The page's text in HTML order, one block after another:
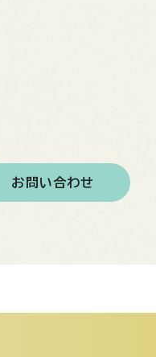
お問い合わせ